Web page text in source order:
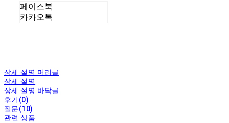
페이스북
카카오톡
상세 설명 머리글
상세 설명
상세 설명 바닥글
후기(0)
질문(10)
관련 상품